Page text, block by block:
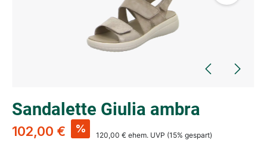
Sandalette Giulia ambra
102,00 € %
120,00 € ehem. UVP (15% gespart)